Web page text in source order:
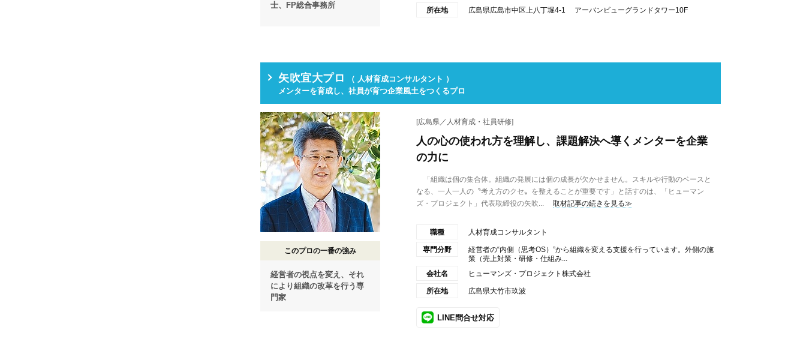
士、FP総合事務所
所在地 広島県広島市中区上八丁堀4-1 アーバンビューグランドタワー10F
矢吹宜大プロ
（ 人材育成コンサルタント ）
メンターを育成し、社員が育つ企業風土をつくるプロ
このプロの一番の強み
経営者の視点を変え、それ
により組織の改革を行う専
門家
[広島県／人材育成・社員研修]
人の心の使われ方を理解し、課題解決へ導くメンターを企業
の力に
「組織は個の集合体。組織の発展には個の成長が欠かせません。スキルや行動のベースと
なる、一人一人の〝考え方のクセ〟を整えることが重要です」と話すのは、「ヒューマン
ズ・プロジェクト」代表取締役の矢吹...
取材記事の続きを見る≫
職種 人材育成コンサルタント
専門分野
経営者の“内側（思考OS）”から組織を変える支援を行っています。外側の施
策（売上対策・研修・仕組み...
会社名
ヒューマンズ・プロジェクト株式会社
所在地 広島県大竹市玖波
LINE問合せ対応